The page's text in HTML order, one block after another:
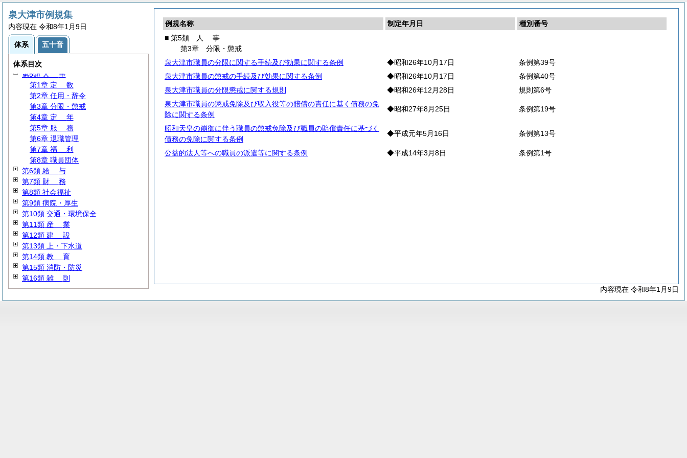
例規名称 制定年月日
種別番号
■ 第5類
人 事
第3章 分限・懲戒
泉大津市職員の分限に関する手続及び効果に関する条例
◆昭和26年10月17日
条例第39号
泉大津市職員の懲戒の手続及び効果に関する条例
◆昭和26年10月17日
条例第40号
泉大津市職員の分限懲戒に関する規則
◆昭和26年12月28日
規則第6号
泉大津市職員の懲戒免除及び収入役等の賠償の責任に基く債務の免
除に関する条例
◆昭和27年8月25日 条例第19号
昭和天皇の崩御に伴う職員の懲戒免除及び職員の賠償責任に基づく
債務の免除に関する条例
◆平成元年5月16日 条例第13号
公益的法人等への職員の派遣等に関する条例 ◆平成14年3月8日 条例第1号
内容現在 令和8年1月9日
泉大津市例規集
内容現在 令和8年1月9日
体系 五十音
体系目次
第1類総 則
第2類議会
第3類 選挙・監査・公平
第4類
第5類 人 事
第1章 定 数
第2章 任用・辞令
第3章 分限・懲戒
第4章 定 年
第5章 服 務
第6章 退職管理
第7章 福 利
第8章 職員団体
第6類 給 与
第7類 財 務
第8類 社会福祉
第9類 病院・厚生
第10類 交通・環境保全
第11類 産 業
第12類 建 設
第13類 上・下水道
第14類 教 育
第15類 消防・防災
第16類 雑 則